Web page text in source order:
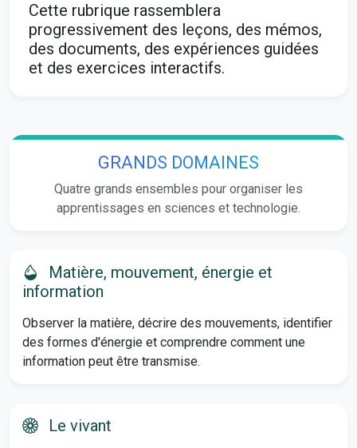
Cette rubrique rassemblera
progressivement des leçons, des mémos,
des documents, des expériences guidées
et des exercices interactifs.
GRANDS DOMAINES
Quatre grands ensembles pour organiser les
apprentissages en sciences et technologie.
Matière, mouvement, énergie et
information
Observer la matière, décrire des mouvements, identifier
des formes d'énergie et comprendre comment une
information peut être transmise.
Le vivant